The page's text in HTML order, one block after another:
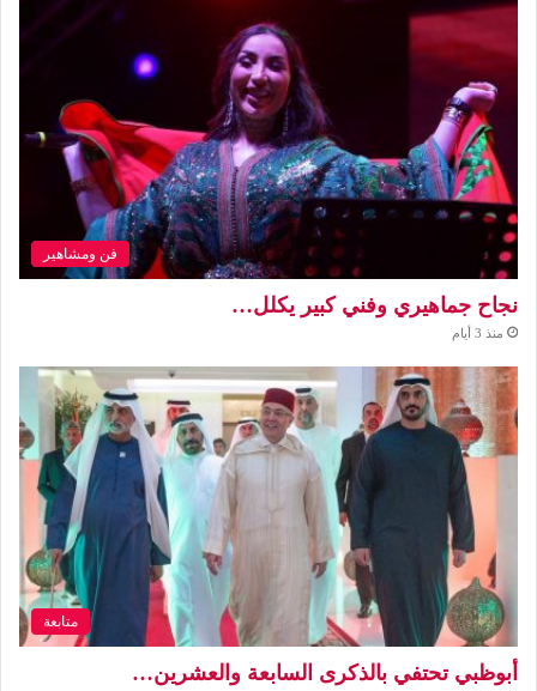
فن ومشاهير
نجاح جماهيري وفني كبير يكلل…
منذ 3 أيام
متابعة
أبوظبي تحتفي بالذكرى السابعة والعشرين…